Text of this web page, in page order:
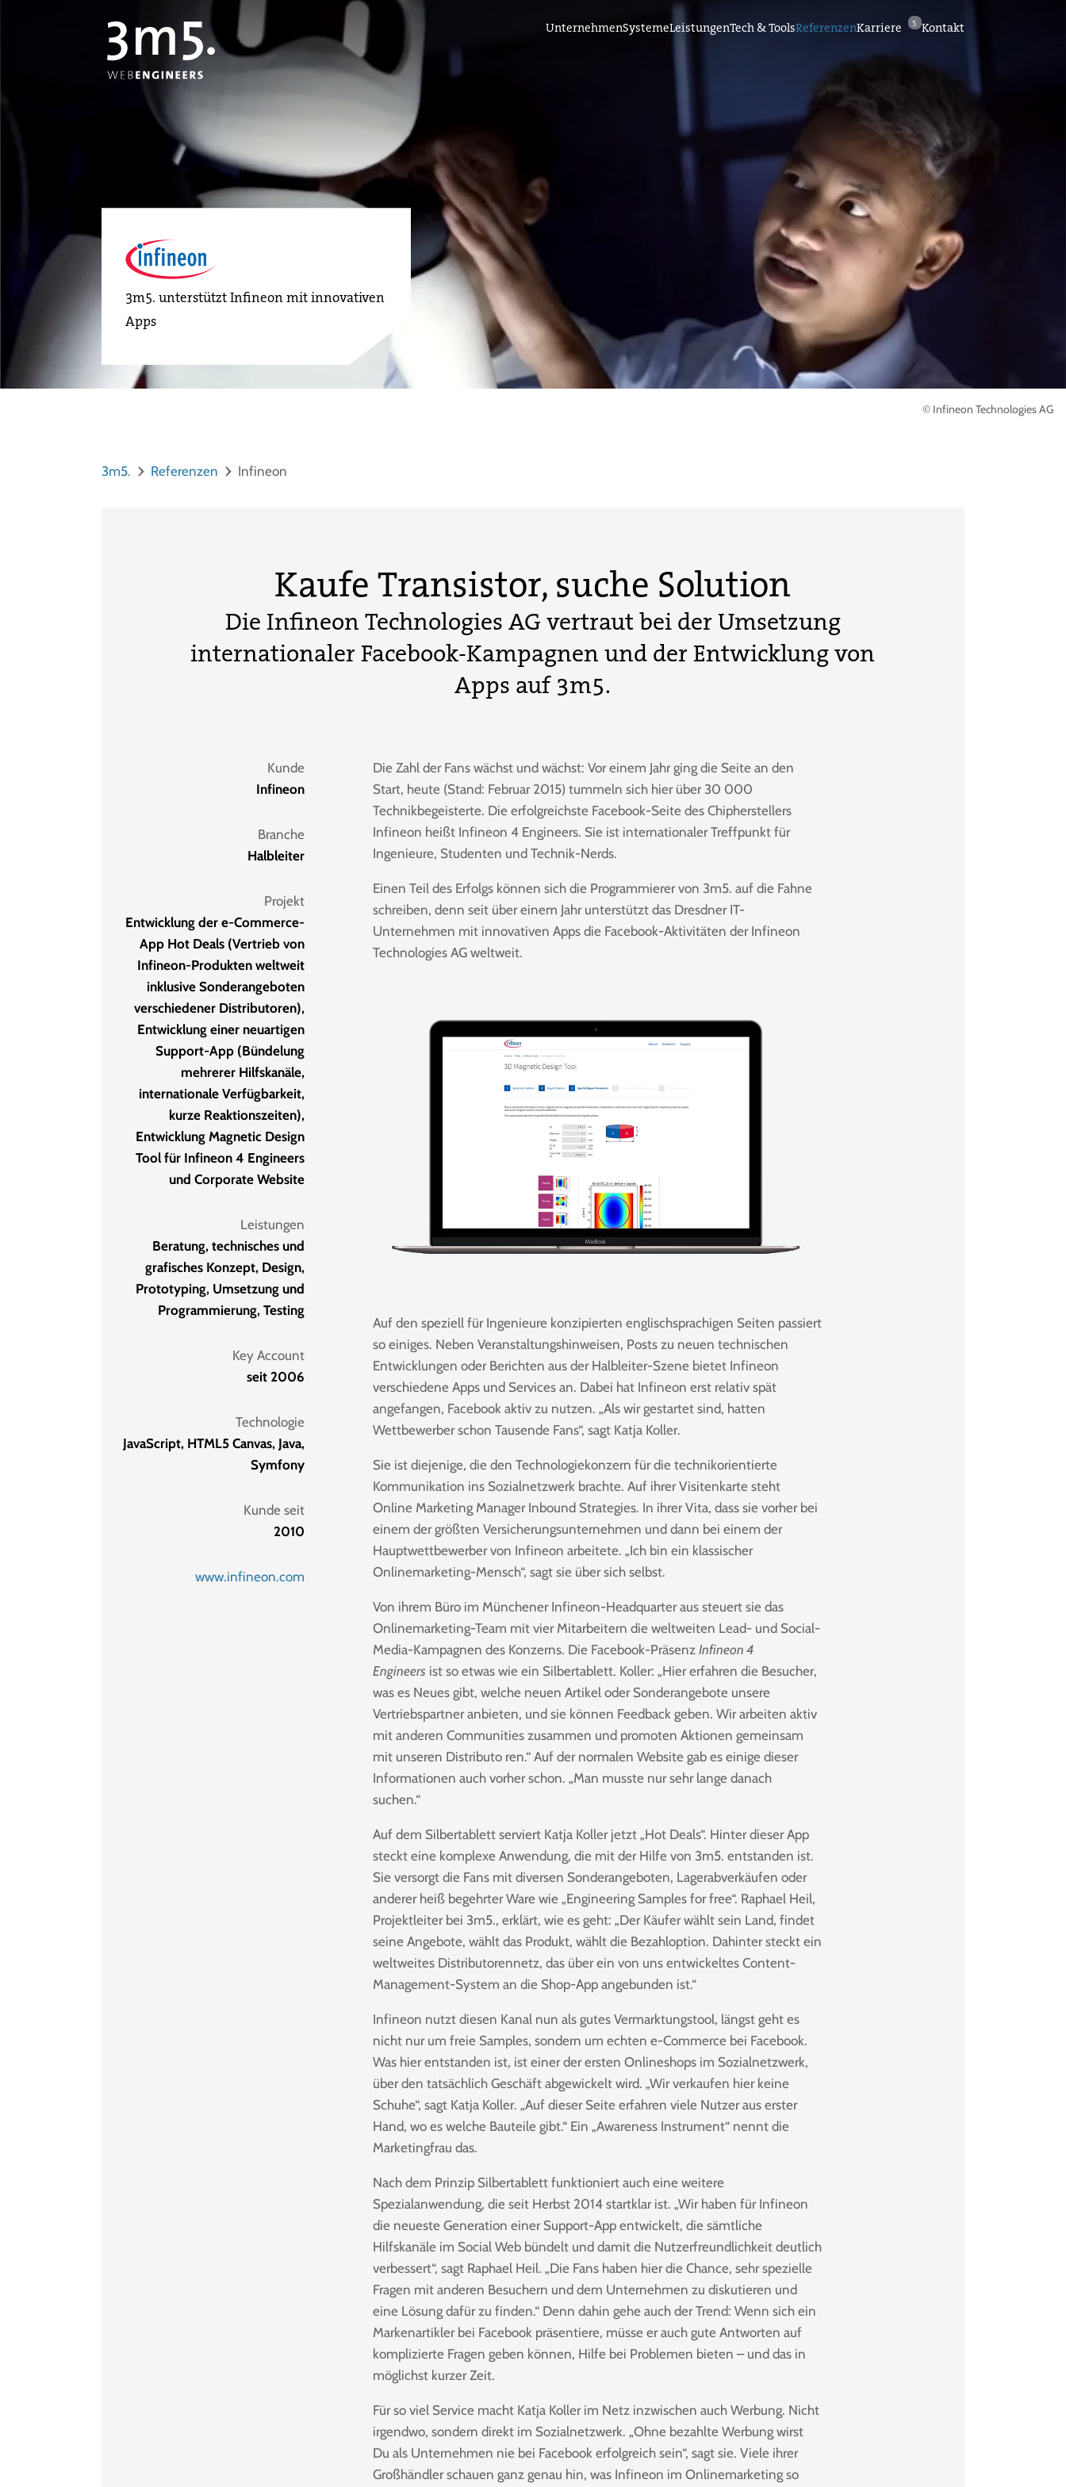
UnternehmenSystemeLeistungenTech & ToolsReferenzenKarriere 5 Kontakt
3m5. unterstützt Infineon mit innovativen
Apps
© Infineon Technologies AG
3m5. Referenzen Infineon
Kaufe Transistor, suche Solution
Die Infineon Technologies AG vertraut bei der Umsetzung
internationaler Facebook-Kampagnen und der Entwicklung von
Apps auf 3m5.
Kunde
Infineon
Branche
Halbleiter
Projekt
Entwicklung der e-Commerce-
App Hot Deals (Vertrieb von
Infineon-Produkten weltweit
inklusive Sonderangeboten
verschiedener Distributoren),
Entwicklung einer neuartigen
Support-App (Bündelung
mehrerer Hilfskanäle,
internationale Verfügbarkeit,
kurze Reaktionszeiten),
Entwicklung Magnetic Design
Tool für Infineon 4 Engineers
und Corporate Website
Leistungen
Beratung, technisches und
grafisches Konzept, Design,
Prototyping, Umsetzung und
Programmierung, Testing
Key Account
seit 2006
Technologie
JavaScript, HTML5 Canvas, Java,
Symfony
Kunde seit
2010
www.infineon.com
Die Zahl der Fans wächst und wächst: Vor einem Jahr ging die Seite an den
Start, heute (Stand: Februar 2015) tummeln sich hier über 30 000
Technikbegeisterte. Die erfolgreichste Facebook-Seite des Chipherstellers
Infineon heißt Infineon 4 Engineers. Sie ist internationaler Treffpunkt für
Ingenieure, Studenten und Technik-Nerds.
Einen Teil des Erfolgs können sich die Programmierer von 3m5. auf die Fahne
schreiben, denn seit über einem Jahr unterstützt das Dresdner IT-
Unternehmen mit innovativen Apps die Facebook-Aktivitäten der Infineon
Technologies AG weltweit.
Auf den speziell für Ingenieure konzipierten englischsprachigen Seiten passiert
so einiges. Neben Veranstaltungshinweisen, Posts zu neuen technischen
Entwicklungen oder Berichten aus der Halbleiter-Szene bietet Infineon
verschiedene Apps und Services an. Dabei hat Infineon erst relativ spät
angefangen, Facebook aktiv zu nutzen. „Als wir gestartet sind, hatten
Wettbewerber schon Tausende Fans“, sagt Katja Koller.
Sie ist diejenige, die den Technologiekonzern für die technikorientierte
Kommunikation ins Sozialnetzwerk brachte. Auf ihrer Visitenkarte steht
Online Marketing Manager Inbound Strategies. In ihrer Vita, dass sie vorher bei
einem der größten Versicherungsunternehmen und dann bei einem der
Hauptwettbewerber von Infineon arbeitete. „Ich bin ein klassischer
Onlinemarketing-Mensch“, sagt sie über sich selbst.
Von ihrem Büro im Münchener Infineon-Headquarter aus steuert sie das
Onlinemarketing-Team mit vier Mitarbeitern die weltweiten Lead- und Social-
Media-Kampagnen des Konzerns. Die Facebook-PräsenzInfineon 4
Engineers ist so etwas wie ein Silbertablett. Koller: „Hier erfahren die Besucher,
was es Neues gibt, welche neuen Artikel oder Sonderangebote unsere
Vertriebspartner anbieten, und sie können Feedback geben. Wir arbeiten aktiv
mit anderen Communities zusammen und promoten Aktionen gemeinsam
mit unseren Distributo ren.“ Auf der normalen Website gab es einige dieser
Informationen auch vorher schon. „Man musste nur sehr lange danach
suchen.“
Auf dem Silbertablett serviert Katja Koller jetzt „Hot Deals“. Hinter dieser App
steckt eine komplexe Anwendung, die mit der Hilfe von 3m5. entstanden ist.
Sie versorgt die Fans mit diversen Sonderangeboten, Lagerabverkäufen oder
anderer heiß begehrter Ware wie „Engineering Samples for free“. Raphael Heil,
Projektleiter bei 3m5., erklärt, wie es geht: „Der Käufer wählt sein Land, findet
seine Angebote, wählt das Produkt, wählt die Bezahloption. Dahinter steckt ein
weltweites Distributorennetz, das über ein von uns entwickeltes Content-
Management-System an die Shop-App angebunden ist.“
Infineon nutzt diesen Kanal nun als gutes Vermarktungstool, längst geht es
nicht nur um freie Samples, sondern um echten e-Commerce bei Facebook.
Was hier entstanden ist, ist einer der ersten Onlineshops im Sozialnetzwerk,
über den tatsächlich Geschäft abgewickelt wird. „Wir verkaufen hier keine
Schuhe“, sagt Katja Koller. „Auf dieser Seite erfahren viele Nutzer aus erster
Hand, wo es welche Bauteile gibt.“ Ein „Awareness Instrument“ nennt die
Marketingfrau das.
Nach dem Prinzip Silbertablett funktioniert auch eine weitere
Spezialanwendung, die seit Herbst 2014 startklar ist. „Wir haben für Infineon
die neueste Generation einer Support-App entwickelt, die sämtliche
Hilfskanäle im Social Web bündelt und damit die Nutzerfreundlichkeit deutlich
verbessert“, sagt Raphael Heil. „Die Fans haben hier die Chance, sehr spezielle
Fragen mit anderen Besuchern und dem Unternehmen zu diskutieren und
eine Lösung dafür zu finden.“ Denn dahin gehe auch der Trend: Wenn sich ein
Markenartikler bei Facebook präsentiere, müsse er auch gute Antworten auf
komplizierte Fragen geben können, Hilfe bei Problemen bieten – und das in
möglichst kurzer Zeit.
Für so viel Service macht Katja Koller im Netz inzwischen auch Werbung. Nicht
irgendwo, sondern direkt im Sozialnetzwerk. „Ohne bezahlte Werbung wirst
Du als Unternehmen nie bei Facebook erfolgreich sein“, sagt sie. Viele ihrer
Großhändler schauen ganz genau hin, was Infineon im Onlinemarketing so